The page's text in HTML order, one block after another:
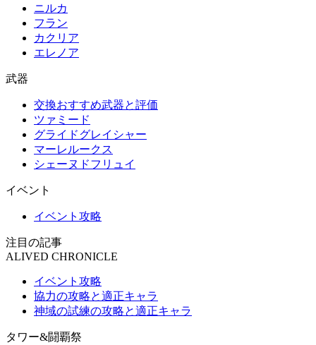
ニルカ
フラン
カクリア
エレノア
武器
交換おすすめ武器と評価
ツァミード
グライドグレイシャー
マーレルークス
シェーヌドフリュイ
イベント
イベント攻略
注目の記事
ALIVED CHRONICLE
イベント攻略
協力の攻略と適正キャラ
神域の試練の攻略と適正キャラ
タワー&闘覇祭